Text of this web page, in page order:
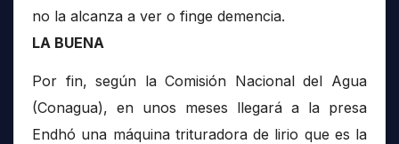
no la alcanza a ver o finge demencia.
LA BUENA
Por fin, según la Comisión Nacional del Agua
(Conagua), en unos meses llegará a la presa
Endhó una máquina trituradora de lirio que es la